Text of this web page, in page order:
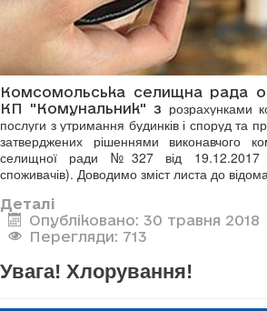
Комсомольська селищна рада
КП "Комунальник" з розрахунками
послуги з утримання будинків і споруд та
затверджених рішеннями виконавчого
селищної ради №327 від 19.12.2017
споживачів). Доводимо зміст листа до
Деталі
Опубліковано: 30 травня 2018
Перегляди: 713
Увага! Хлорування!